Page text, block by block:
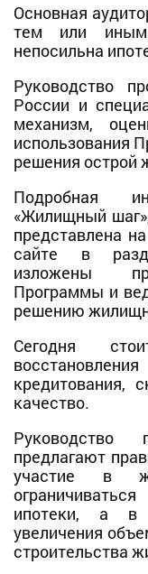
Основная
тем или иным
непосильна
Руководство
России и
механизм,
использования
решения
Подробная
«Жилищный
представлена
сайте в
изложены
Программы и
решению
Сегодня
кредитования,
качество.
предлагают
участие в
ипотеки, а в
увеличения
строительства